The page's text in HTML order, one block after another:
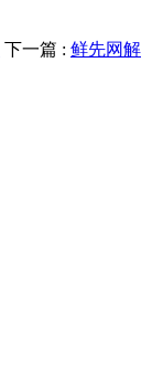
下一篇 : 鲜先网解